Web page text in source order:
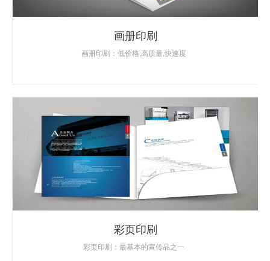
画册印刷
画册印刷：低价格,高质量,快速度
彩页印刷
彩页印刷：最基本的宣传品之一